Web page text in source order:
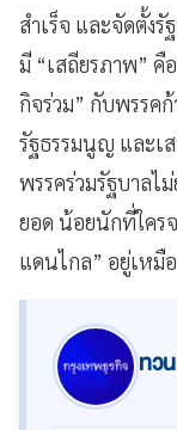
สำเร็จ และจัดตั้งรั
มี “เสถียรภาพ” คื
กิจร่วม” กับพรรคก้
รัฐธรรมนูญ และเ
พรรคร่วมรัฐบาลไ
ยอด น้อยนักที่ใคร
แดนไกล” อยู่เหมื
ทว